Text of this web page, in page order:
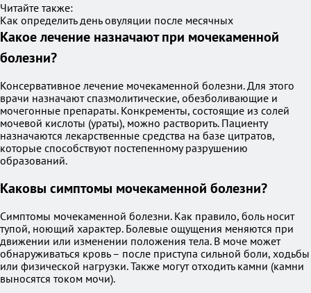
Читайте также:
Как определить день овуляции после месячных
Какое лечение назначают при мочекаменной
болезни?
Консервативное лечение мочекаменной болезни. Для этого
врачи назначают спазмолитические, обезболивающие и
мочегонные препараты. Конкременты, состоящие из солей
мочевой кислоты (ураты), можно растворить. Пациенту
назначаются лекарственные средства на базе цитратов,
которые способствуют постепенному разрушению
образований.
Каковы симптомы мочекаменной болезни?
Симптомы мочекаменной болезни. Как правило, боль носит
тупой, ноющий характер. Болевые ощущения меняются при
движении или изменении положения тела. В моче может
обнаруживаться кровь – после приступа сильной боли, ходьбы
или физической нагрузки. Также могут отходить камни (камни
выносятся током мочи).